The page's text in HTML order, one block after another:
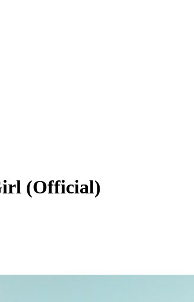
(Official)